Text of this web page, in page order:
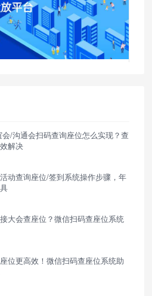
/沟通会扫码查询座位怎么实现？查
解决
动查询座位/签到系统操作步骤，年
大会查座位？微信扫码查座位系统
位更高效！微信扫码查座位系统助